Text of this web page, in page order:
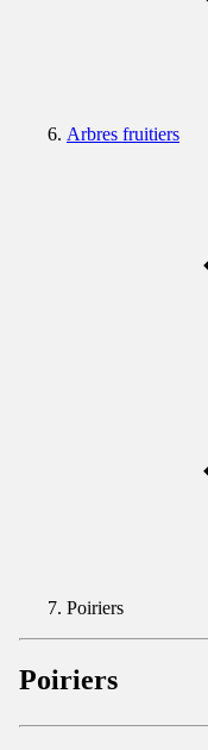
Arbres fruitiers
Poiriers
Poiriers